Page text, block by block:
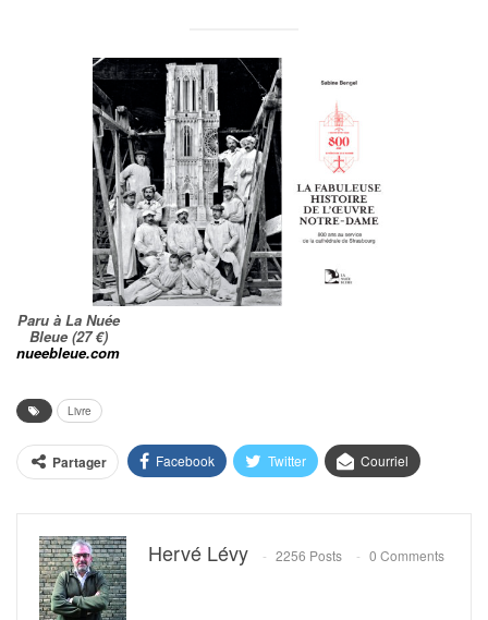
Paru à La Nuée
Bleue (27 €)
nueebleue.com
Livre
Partager Facebook Twitter Courriel
Hervé Lévy 2256 Posts 0 Comments